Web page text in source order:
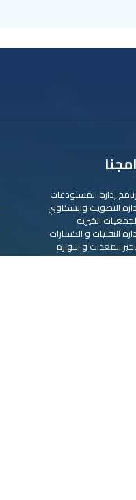
إدارة المستودعات
التصويت والشكاوي
الخيرية
النقليات و الكسارات
المعدات و اللوازم
الايجار و العقارات